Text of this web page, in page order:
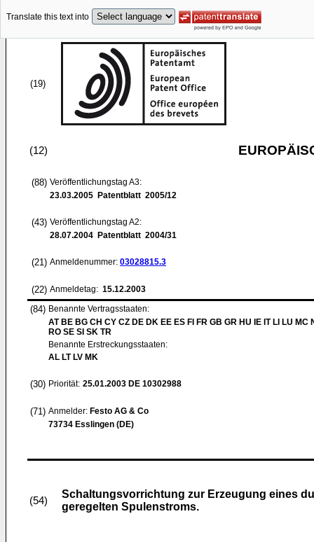
Translate this text into
(19)
(12)
(88) Veröffentlichungstag A3:
23.03.2005 Patentblatt 2005/12
(43) Veröffentlichungstag A2:
28.07.2004 Patentblatt 2004/31
(21) Anmeldenummer: 03028815.3
(22) Anmeldetag: 15.12.2003
(84) Benannte Vertragsstaaten:
AT BE BG CH CY CZ DE DK EE ES FI FR GB GR HU IE IT LI LU MC
RO SE SI SK TR
Benannte Erstreckungsstaaten:
AL LT LV MK
(30) Priorität: 25.01.2003 DE 10302988
(71) Anmelder: Festo AG & Co
73734 Esslingen (DE)
(54)
Schaltungsvorrichtung zur Erzeugung eines
geregelten Spulenstroms.